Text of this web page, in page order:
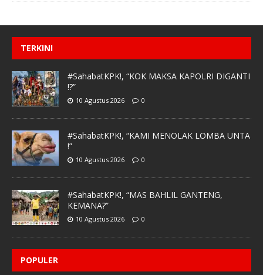
TERKINI
#SahabatKPK!, “KOK MAKSA KAPOLRI DIGANTI
!?”
10 Agustus 2026 0
#SahabatKPK!, “KAMI MENOLAK LOMBA UNTA
!”
10 Agustus 2026 0
#SahabatKPK!, “MAS BAHLIL GANTENG,
KEMANA?”
10 Agustus 2026 0
POPULER